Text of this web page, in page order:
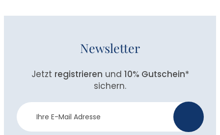
Newsletter
Jetzt registrieren und 10% Gutschein*
sichern.
Newsletter
Anmeldung